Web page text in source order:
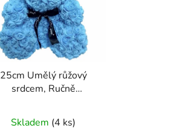
25cm Umělý růžový
srdcem, Ručně
Love Bear
Skladem (4 ks)